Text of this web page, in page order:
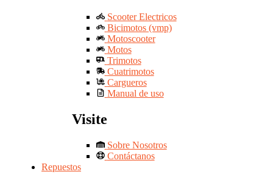
Scooter Electricos
Bicimotos (vmp)
Motoscooter
Motos
Trimotos
Cuatrimotos
Cargueros
Manual de uso
Visite
Sobre Nosotros
Contáctanos
Repuestos